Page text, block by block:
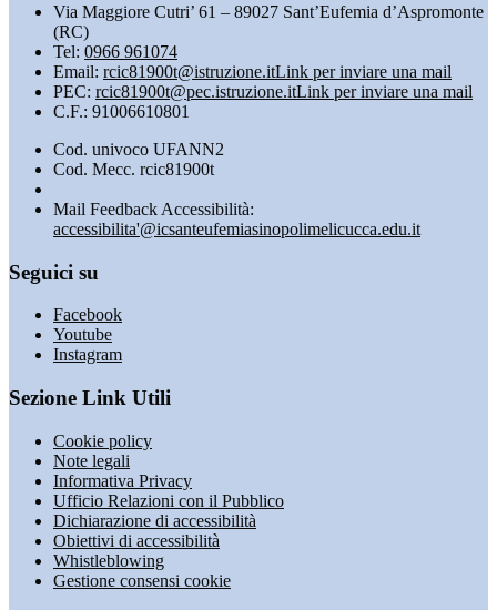
Via Maggiore Cutri’ 61 – 89027 Sant’Eufemia d’Aspromonte
(RC)
Tel: 0966 961074
Email: rcic81900t@istruzione.itLink per inviare una mail
PEC: rcic81900t@pec.istruzione.itLink per inviare una mail
C.F.: 91006610801
Cod. univoco UFANN2
Cod. Mecc. rcic81900t
Mail Feedback Accessibilità:
accessibilita'@icsanteufemiasinopolimelicucca.edu.it
Seguici su
Facebook
Youtube
Instagram
Sezione Link Utili
Cookie policy
Note legali
Informativa Privacy
Ufficio Relazioni con il Pubblico
Dichiarazione di accessibilità
Obiettivi di accessibilità
Whistleblowing
Gestione consensi cookie